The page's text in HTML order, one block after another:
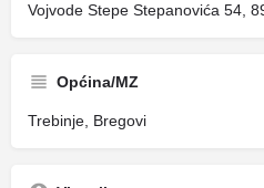
Vojvode Stepe Stepanovića 54,
Općina/MZ
Trebinje, Bregovi